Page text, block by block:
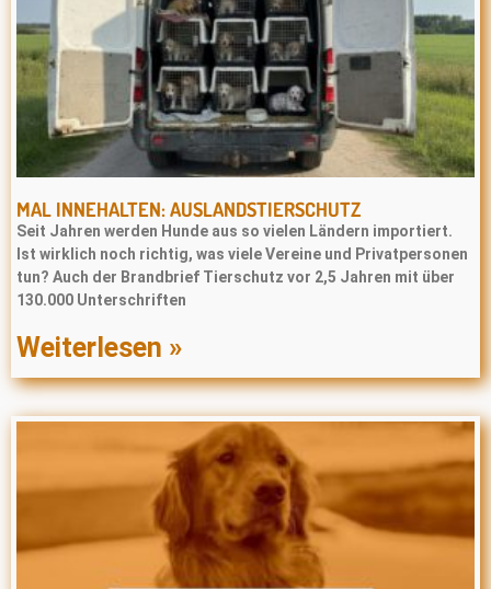
MAL INNEHALTEN: AUSLANDSTIERSCHUTZ
Seit Jahren werden Hunde aus so vielen Ländern importiert.
Ist wirklich noch richtig, was viele Vereine und Privatpersonen
tun? Auch der Brandbrief Tierschutz vor 2,5 Jahren mit über
130.000 Unterschriften
Weiterlesen »